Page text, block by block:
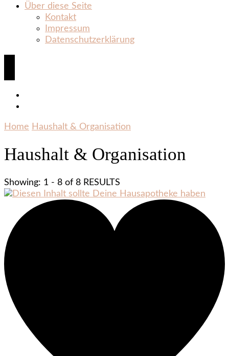
Über diese Seite
Kontakt
Impressum
Datenschutzerklärung
Home Haushalt & Organisation
Haushalt & Organisation
Showing: 1 - 8 of 8 RESULTS